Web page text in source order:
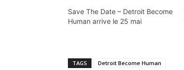
Save The Date – Detroit Become
Human arrive le 25 mai
TAGS Detroit Become Human